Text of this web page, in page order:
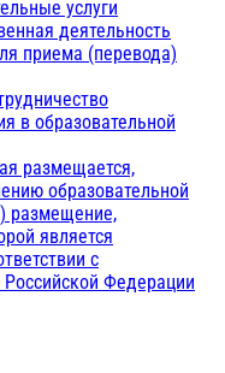
услуги
деятельность
приема (перевода)
в образовательной
размещается,
образовательной
размещение,
является
с
Федерации